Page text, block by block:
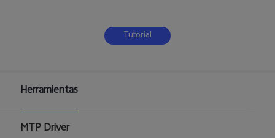
Tutorial
Herramientas
MTP Driver